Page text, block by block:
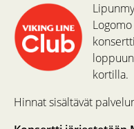
kortilla.
Hinnat sisältävät